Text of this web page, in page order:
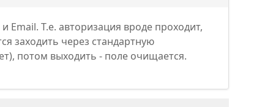
Email. Т.е. авторизация вроде проходит,
заходить через стандартную
потом выходить - поле очищается.